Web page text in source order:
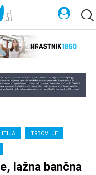
LITIJA TRBOVLJE
lažna bančna